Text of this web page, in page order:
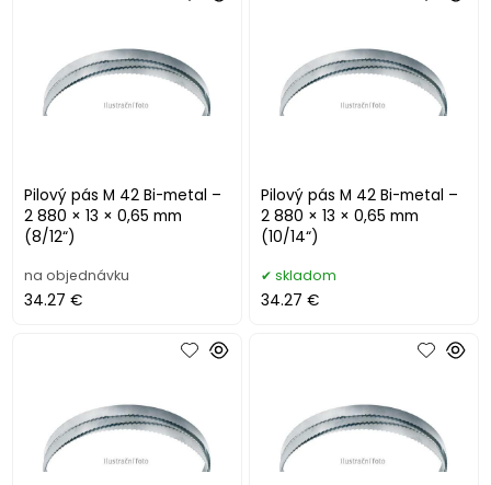
Pilový pás M 42 Bi-metal –
2 880 × 13 × 0,65 mm
(8/12“)
na objednávku
34.27 €
Pilový pás M 42 Bi-metal –
2 880 × 13 × 0,65 mm
(10/14“)
skladom
34.27 €